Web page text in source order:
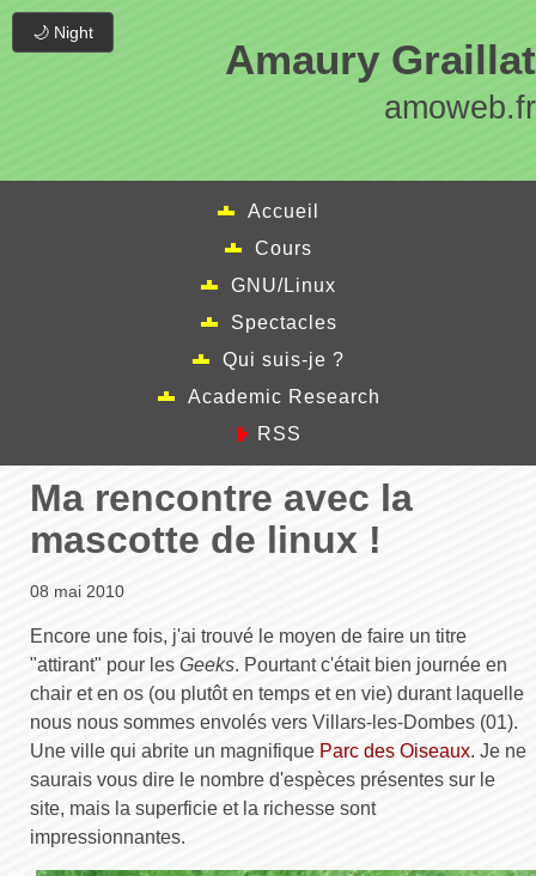
🌙 Night
Amaury Graillat
amoweb.fr
Accueil
Cours
GNU/Linux
Spectacles
Qui suis-je ?
Academic Research
RSS
Ma rencontre avec la
mascotte de linux !
08 mai 2010
Encore une fois, j'ai trouvé le moyen de faire un titre
"attirant" pour les Geeks. Pourtant c'était bien journée en
chair et en os (ou plutôt en temps et en vie) durant laquelle
nous nous sommes envolés vers Villars-les-Dombes (01).
Une ville qui abrite un magnifique Parc des Oiseaux. Je ne
saurais vous dire le nombre d'espèces présentes sur le
site, mais la superficie et la richesse sont
impressionnantes.